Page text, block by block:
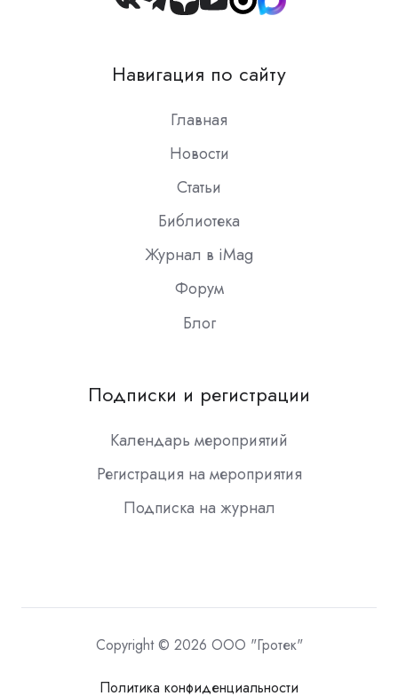
Join
Slack
Навигация по сайту
Главная
Новости
Статьи
Библиотека
Журнал в iMag
Форум
Блог
Подписки и регистрации
Календарь мероприятий
Регистрация на мероприятия
Подписка на журнал
Copyright © 2026 ООО "Гротек"
Политика конфиденциальности